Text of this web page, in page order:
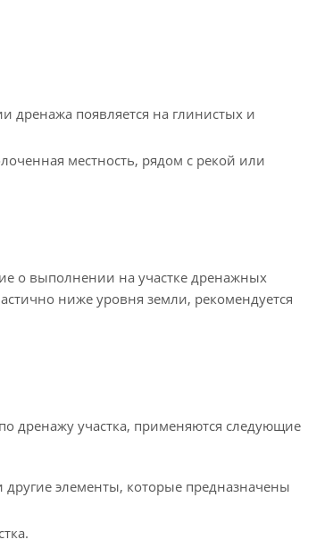
дренажа появляется на глинистых и
местность, рядом с рекой или
о выполнении на участке дренажных
ниже уровня земли, рекомендуется
дренажу участка, применяются следующие
элементы, которые предназначены